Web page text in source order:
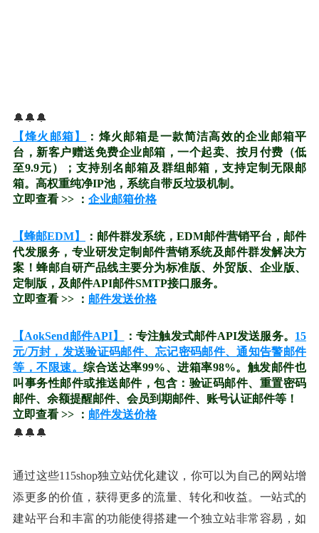
🔔🔔🔔
【烽火邮箱】
：烽火邮箱是一款简洁高效的企业邮箱平
台，新客户赠送免费企业邮箱，一个起卖、按月付费（低
至9.9元）；支持别名邮箱及群组邮箱，支持定制无限邮
箱。高权重纯净IP池，系统自带反垃圾机制。
立即查看 >> ： 企业邮箱价格
【蜂邮EDM】
：邮件群发系统，EDM邮件营销平台，邮件
代发服务，专业研发定制邮件营销系统及邮件群发解决方
案！蜂邮自研产品线主要分为标准版、外贸版、企业版、
定制版，及邮件API邮件SMTP接口服务。
立即查看 >> ： 邮件发送价格
【AokSend邮件API】 ：专注触发式邮件API发送服务。 15
元/万封，发送验证码邮件、忘记密码邮件、通知告警邮件
等，不限速。综合送达率99%、进箱率98%。触发邮件也
叫事务性邮件或推送邮件，包含：验证码邮件、重置密码
邮件、余额提醒邮件、会员到期邮件、账号认证邮件等！
立即查看 >> ： 邮件发送价格
🔔🔔🔔
通过这些115shop独立站优化建议，你可以为自己的网站增
添更多的价值，获得更多的流量、转化和收益。一站式的
建站平台和丰富的功能使得搭建一个独立站非常容易，如